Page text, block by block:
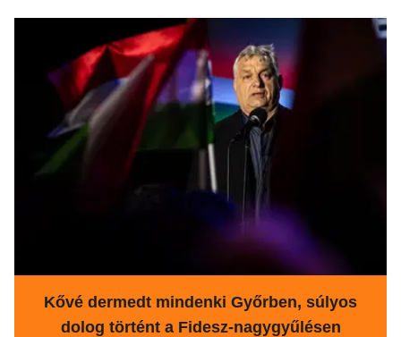
Kővé dermedt mindenki Győrben, súlyos
dolog történt a Fidesz-nagygyűlésen